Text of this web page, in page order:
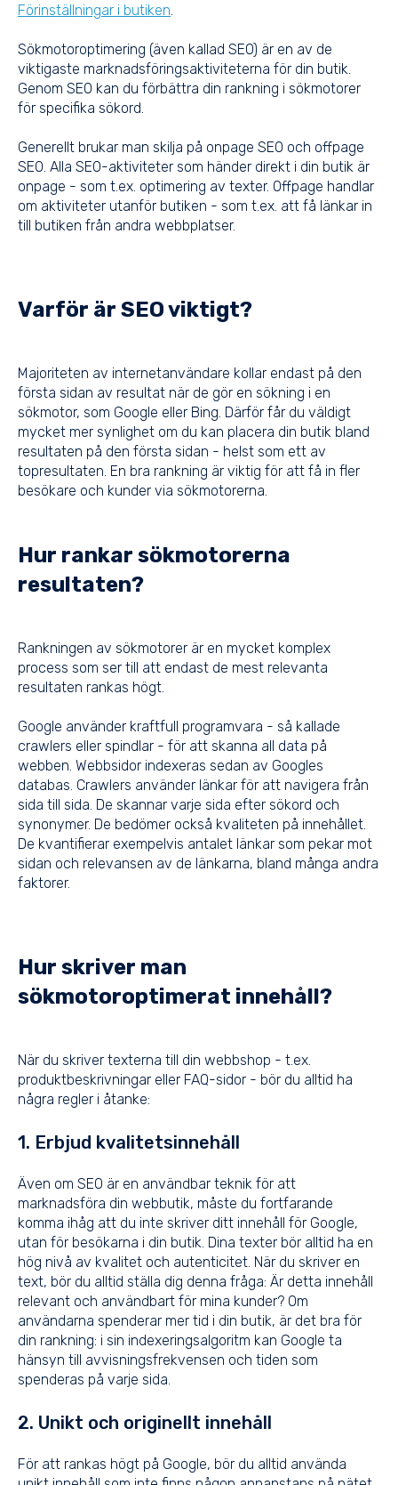
Förinställningar i butiken
Sökmotoroptimering (även kallad SEO) är en av de
viktigaste marknadsföringsaktiviteterna för din butik.
Genom SEO kan du förbättra din rankning i sökmotorer
för specifika sökord.
Generellt brukar man skilja på onpage SEO och offpage
SEO. Alla SEO-aktiviteter som händer direkt i din butik är
onpage - som t.ex. optimering av texter. Offpage handlar
om aktiviteter utanför butiken - som t.ex. att få länkar in
till butiken från andra webbplatser.
Varför är SEO viktigt?
Majoriteten av internetanvändare kollar endast på den
första sidan av resultat när de gör en sökning i en
sökmotor, som Google eller Bing. Därför får du väldigt
mycket mer synlighet om du kan placera din butik bland
resultaten på den första sidan - helst som ett av
topresultaten. En bra rankning är viktig för att få in fler
besökare och kunder via sökmotorerna.
Hur rankar sökmotorerna
resultaten?
Rankningen av sökmotorer är en mycket komplex
process som ser till att endast de mest relevanta
resultaten rankas högt.
Google använder kraftfull programvara - så kallade
crawlers eller spindlar - för att skanna all data på
webben. Webbsidor indexeras sedan av Googles
databas. Crawlers använder länkar för att navigera från
sida till sida. De skannar varje sida efter sökord och
synonymer. De bedömer också kvaliteten på innehållet.
De kvantifierar exempelvis antalet länkar som pekar mot
sidan och relevansen av de länkarna, bland många andra
faktorer.
Hur skriver man
sökmotoroptimerat innehåll?
När du skriver texterna till din webbshop - t.ex.
produktbeskrivningar eller FAQ-sidor - bör du alltid ha
några regler i åtanke:
1. Erbjud kvalitetsinnehåll
Även om SEO är en användbar teknik för att
marknadsföra din webbutik, måste du fortfarande
komma ihåg att du inte skriver ditt innehåll för Google,
utan för besökarna i din butik. Dina texter bör alltid ha en
hög nivå av kvalitet och autenticitet. När du skriver en
text, bör du alltid ställa dig denna fråga: Är detta innehåll
relevant och användbart för mina kunder? Om
användarna spenderar mer tid i din butik, är det bra för
din rankning: i sin indexeringsalgoritm kan Google ta
hänsyn till avvisningsfrekvensen och tiden som
spenderas på varje sida.
2. Unikt och originellt innehåll
För att rankas högt på Google, bör du alltid använda